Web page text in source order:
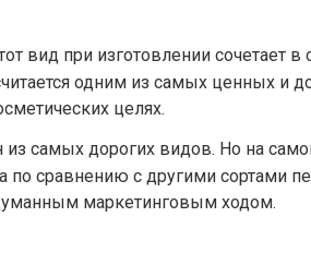
вид при изготовлении сочетает в
одним из самых ценных и
целях.
из самых дорогих видов. Но на
по сравнению с другими сортами
маркетинговым ходом.